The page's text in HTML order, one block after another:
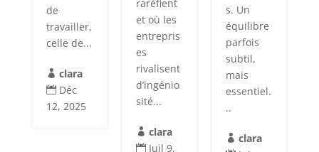
de
travailler,
celle de...
 clara
 Déc
12, 2025
raréfient
et où les
entrepris
es
rivalisent
d’ingénio
sité...
 clara
 Juil 9,
s. Un
équilibre
parfois
subtil,
mais
essentiel.
..
 clara